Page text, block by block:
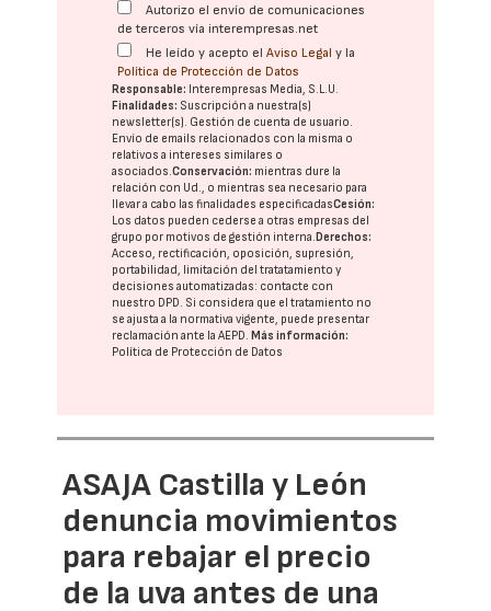
Autorizo el envío de comunicaciones
de terceros vía interempresas.net
He leído y acepto elAviso Legal y la
Política de Protección de Datos
Responsable: Interempresas Media, S.L.U.
Finalidades: Suscripción a nuestra(s)
newsletter(s). Gestión de cuenta de usuario.
Envío de emails relacionados con la misma o
relativos a intereses similares o
asociados.Conservación: mientras dure la
relación con Ud., o mientras sea necesario para
llevar a cabo las finalidades especificadasCesión:
Los datos pueden cederse a otras empresas del
grupo por motivos de gestión interna.Derechos:
Acceso, rectificación, oposición, supresión,
portabilidad, limitación del tratatamiento y
decisiones automatizadas: contacte con
nuestro DPD. Si considera que el tratamiento no
se ajusta a la normativa vigente, puede presentar
reclamación ante laAEPD.Más información:
Política de Protección de Datos
ASAJA Castilla y León
denuncia movimientos
para rebajar el precio
de la uva antes de una